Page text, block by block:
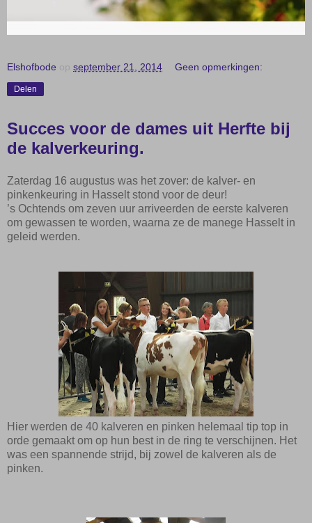
Elshofbode op september 21, 2014 Geen opmerkingen:
Delen
Succes voor de dames uit Herfte bij
de kalverkeuring.
Zaterdag 16 augustus was het zover: de kalver- en
pinkenkeuring in Hasselt stond voor de deur!
’s Ochtends om zeven uur arriveerden de eerste kalveren
om gewassen te worden, waarna ze de manege Hasselt in
geleid werden.
Hier werden de 40 kalveren en pinken helemaal tip top in
orde gemaakt om op hun best in de ring te verschijnen. Het
was een spannende strijd, bij zowel de kalveren als de
pinken.